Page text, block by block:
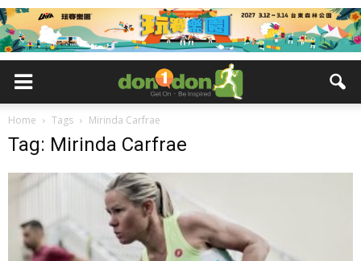
Home Tags Mirinda Carfrae
Tag: Mirinda Carfrae